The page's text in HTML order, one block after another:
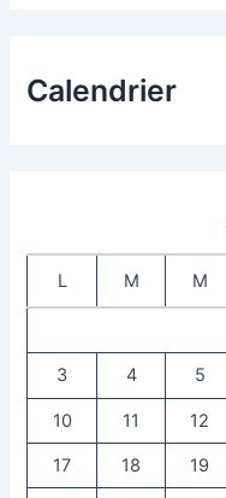
Calendrier
L M M
3 4 5
10 11 12
17 18 19